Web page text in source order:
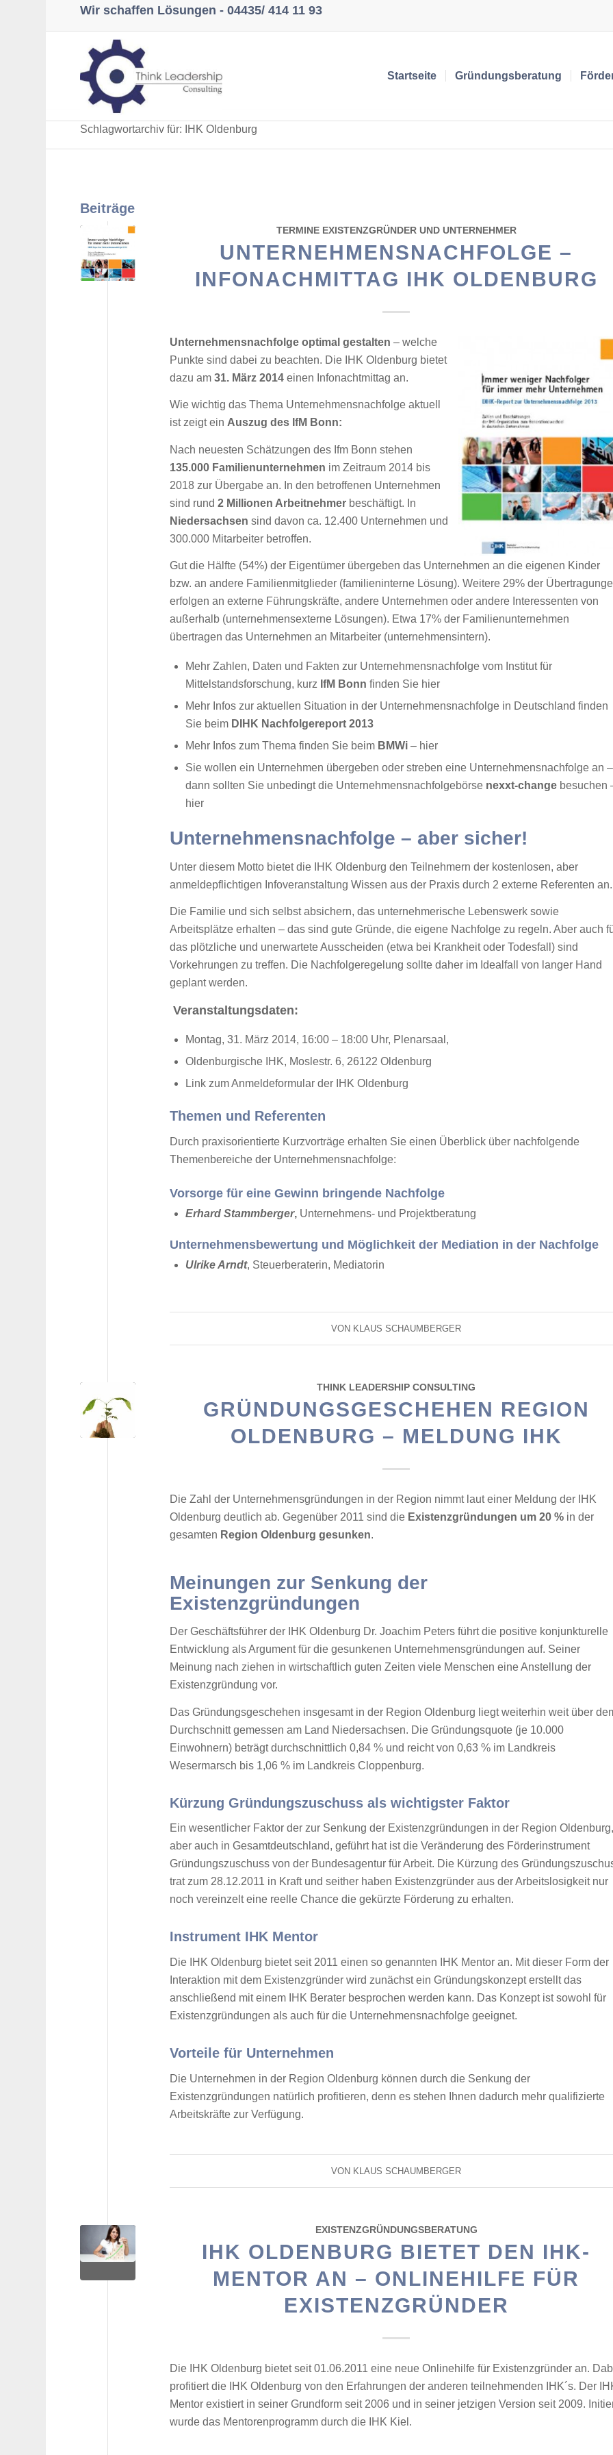
Wir schaffen Lösungen -04435/ 414 11 93
Startseite Gründungsberatung
Schlagwortarchiv für: IHK Oldenburg
Beiträge
TERMINE EXISTENZGRÜNDER UND UNTERNEHMER
UNTERNEHMENSNACHFOLGE –
INFONACHMITTAG IHK OLDENBURG
Unternehmensnachfolge optimal gestalten – welche
Punkte sind dabei zu beachten. Die IHK Oldenburg bietet
dazu am31. März 2014 einen Infonachtmittag an.
Wie wichtig das Thema Unternehmensnachfolge aktuell
ist zeigt ein Auszug des IfM Bonn:
Nach neuesten Schätzungen des Ifm Bonn stehen
135.000 Familienunternehmen im Zeitraum 2014 bis
2018 zur Übergabe an. In den betroffenen Unternehmen
sind rund2 Millionen Arbeitnehmer beschäftigt. In
Niedersachsen sind davon ca. 12.400 Unternehmen und
300.000 Mitarbeiter betroffen.
Gut die Hälfte (54%) der Eigentümer übergeben das Unternehmen an die eigenen Kinder
bzw. an andere Familienmitglieder (familieninterne Lösung). Weitere 29% der
erfolgen an externe Führungskräfte, andere Unternehmen oder andere Interessenten von
außerhalb (unternehmensexterne Lösungen). Etwa 17% der Familienunternehmen
übertragen das Unternehmen an Mitarbeiter (unternehmensintern).
Mehr Zahlen, Daten und Fakten zur Unternehmensnachfolge vom Institut für
Mittelstandsforschung, kurz IfM Bonn finden Sie hier
Mehr Infos zur aktuellen Situation in der Unternehmensnachfolge in Deutschland finden
Sie beim DIHK Nachfolgereport 2013
Mehr Infos zum Thema finden Sie beim BMWi – hier
Sie wollen ein Unternehmen übergeben oder streben eine Unternehmensnachfolge an –
dann sollten Sie unbedingt die Unternehmensnachfolgebörse nexxt-change besuchen
hier
Unternehmensnachfolge – aber sicher!
Unter diesem Motto bietet die IHK Oldenburg den Teilnehmern der kostenlosen, aber
anmeldepflichtigen Infoveranstaltung Wissen aus der Praxis durch 2 externe Referenten an.
Die Familie und sich selbst absichern, das unternehmerische Lebenswerk sowie
Arbeitsplätze erhalten – das sind gute Gründe, die eigene Nachfolge zu regeln. Aber auch
das plötzliche und unerwartete Ausscheiden (etwa bei Krankheit oder Todesfall) sind
Vorkehrungen zu treffen. Die Nachfolgeregelung sollte daher im Idealfall von langer Hand
geplant werden.
Veranstaltungsdaten:
Montag, 31. März 2014, 16:00 – 18:00 Uhr, Plenarsaal,
Oldenburgische IHK, Moslestr. 6, 26122 Oldenburg
Link zumAnmeldeformular der IHK Oldenburg
Themen und Referenten
Durch praxisorientierte Kurzvorträge erhalten Sie einen Überblick über nachfolgende
Themenbereiche der Unternehmensnachfolge:
Vorsorge für eine Gewinn bringende Nachfolge
Erhard Stammberger, Unternehmens- und Projektberatung
Unternehmensbewertung und Möglichkeit der Mediation in der Nachfolge
Ulrike Arndt, Steuerberaterin, Mediatorin
VON KLAUS SCHAUMBERGER
THINK LEADERSHIP CONSULTING
GRÜNDUNGSGESCHEHEN REGION
OLDENBURG – MELDUNG IHK
Die Zahl der Unternehmensgründungen in der Region nimmt laut einer Meldung der IHK
Oldenburg deutlich ab. Gegenüber 2011 sind die Existenzgründungen um 20 % in der
gesamten Region Oldenburg gesunken.
Meinungen zur Senkung der
Existenzgründungen
Der Geschäftsführer der IHK Oldenburg Dr. Joachim Peters führt die positive konjunkturelle
Entwicklung als Argument für die gesunkenen Unternehmensgründungen auf. Seiner
Meinung nach ziehen in wirtschaftlich guten Zeiten viele Menschen eine Anstellung der
Existenzgründung vor.
Das Gründungsgeschehen insgesamt in der Region Oldenburg liegt weiterhin weit über
Durchschnitt gemessen am Land Niedersachsen. Die Gründungsquote (je 10.000
Einwohnern) beträgt durchschnittlich 0,84 % und reicht von 0,63 % im Landkreis
Wesermarsch bis 1,06 % im Landkreis Cloppenburg.
Kürzung Gründungszuschuss als wichtigster Faktor
Ein wesentlicher Faktor der zur Senkung der Existenzgründungen in der Region
aber auch in Gesamtdeutschland, geführt hat ist die Veränderung des Förderinstrument
Gründungszuschuss von der Bundesagentur für Arbeit. Die Kürzung des
trat zum 28.12.2011 in Kraft und seither haben Existenzgründer aus der Arbeitslosigkeit nur
noch vereinzelt eine reelle Chance die gekürzte Förderung zu erhalten.
Instrument IHK Mentor
Die IHK Oldenburg bietet seit 2011 einen so genannten IHK Mentor an. Mit dieser Form der
Interaktion mit dem Existenzgründer wird zunächst ein Gründungskonzept erstellt das
anschließend mit einem IHK Berater besprochen werden kann. Das Konzept ist sowohl für
Existenzgründungen als auch für die Unternehmensnachfolge geeignet.
Vorteile für Unternehmen
Die Unternehmen in der Region Oldenburg können durch die Senkung der
Existenzgründungen natürlich profitieren, denn es stehen Ihnen dadurch mehr qualifizierte
Arbeitskräfte zur Verfügung.
VON KLAUS SCHAUMBERGER
EXISTENZGRÜNDUNGSBERATUNG
IHK OLDENBURG BIETET DEN IHK-
MENTOR AN – ONLINEHILFE FÜR
EXISTENZGRÜNDER
Die IHK Oldenburg bietet seit 01.06.2011 eine neue Onlinehilfe für Existenzgründer an.
profitiert die IHK Oldenburg von den Erfahrungen der anderen teilnehmenden IHK´s. Der
Mentor existiert in seiner Grundform seit 2006 und in seiner jetzigen Version seit 2009.
wurde das Mentorenprogramm durch die IHK Kiel.